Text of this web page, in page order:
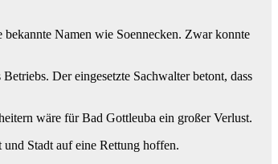
Namen wie Soennecken. Zwar konnte
Der eingesetzte Sachwalter betont, dass
wäre für Bad Gottleuba ein großer Verlust.
Stadt auf eine Rettung hoffen.